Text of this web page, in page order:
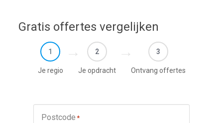
Gratis offertes vergelijken
1
Je regio
2
Je opdracht
3
Ontvang offertes
Postcode *